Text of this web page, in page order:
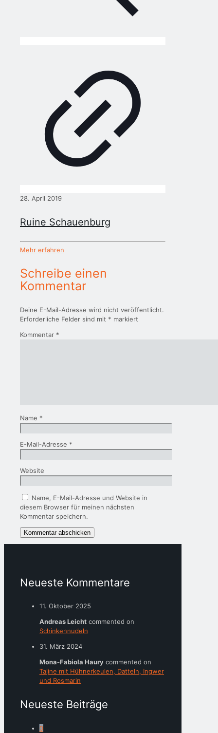
28. April 2019
Ruine Schauenburg
Mehr erfahren
Schreibe einen
Kommentar
Deine E-Mail-Adresse wird nicht veröffentlicht.
Erforderliche Felder sind mit * markiert
Kommentar *
Name *
E-Mail-Adresse *
Website
Name, E-Mail-Adresse und Website in
diesem Browser für meinen nächsten
Kommentar speichern.
Neueste Kommentare
11. Oktober 2025
Andreas Leicht commented on
Schinkennudeln
31. März 2024
Mona-Fabiola Haury commented on
Tajine mit Hühnerkeulen, Datteln, Ingwer
und Rosmarin
Neueste Beiträge
0